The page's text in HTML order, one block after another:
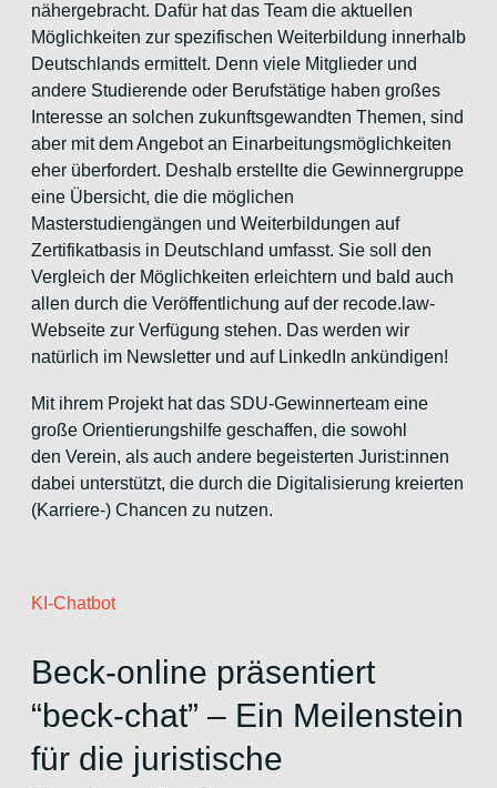
nähergebracht. Dafür hat das Team die aktuellen
Möglichkeiten zur spezifischen Weiterbildung innerhalb
Deutschlands ermittelt. Denn viele Mitglieder und
andere Studierende oder Berufstätige haben großes
Interesse an solchen zukunftsgewandten Themen, sind
aber mit dem Angebot an Einarbeitungsmöglichkeiten
eher überfordert. Deshalb erstellte die Gewinnergruppe
eine Übersicht, die die möglichen
Masterstudiengängen und Weiterbildungen auf
Zertifikatbasis in Deutschland umfasst. Sie soll den
Vergleich der Möglichkeiten erleichtern und bald auch
allen durch die Veröffentlichung auf der recode.law-
Webseite zur Verfügung stehen. Das werden wir
natürlich im Newsletter und auf LinkedIn ankündigen!
Mit ihrem Projekt hat das SDU-Gewinnerteam eine
große Orientierungshilfe geschaffen, die sowohl
den Verein, als auch andere begeisterten Jurist:innen
dabei unterstützt, die durch die Digitalisierung kreierten
(Karriere-) Chancen zu nutzen.
KI-Chatbot
Beck-online präsentiert
“beck-chat” – Ein Meilenstein
für die juristische